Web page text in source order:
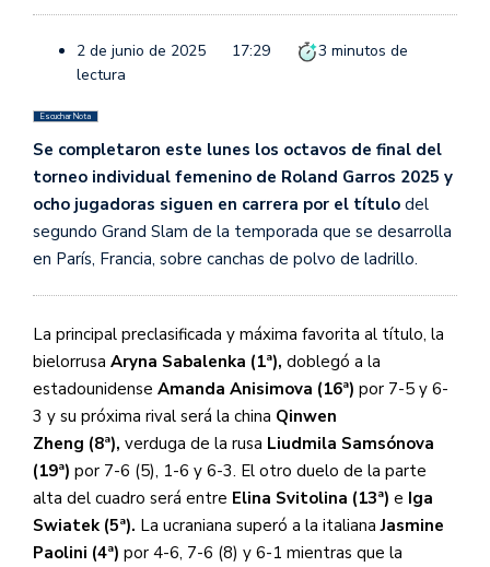
2 de junio de 2025 17:29 3 minutos de
lectura
Escuchar Nota
Se completaron este lunes los octavos de final del
torneo individual femenino de Roland Garros 2025 y
ocho jugadoras siguen en carrera por el título del
segundo Grand Slam de la temporada que se desarrolla
en París, Francia, sobre canchas de polvo de ladrillo.
La principal preclasificada y máxima favorita al título, la
bielorrusa Aryna Sabalenka (1ª), doblegó a la
estadounidense Amanda Anisimova (16ª) por 7-5 y 6-
3 y su próxima rival será la china Qinwen
Zheng (8ª), verduga de la rusa Liudmila Samsónova
(19ª) por 7-6 (5), 1-6 y 6-3. El otro duelo de la parte
alta del cuadro será entre Elina Svitolina (13ª) e Iga
Swiatek (5ª). La ucraniana superó a la italianaJasmine
Paolini (4ª) por 4-6, 7-6 (8) y 6-1 mientras que la